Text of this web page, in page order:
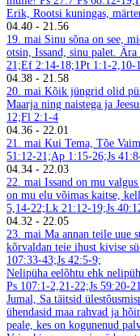
Erik, Rootsi kuningas,
04.40 - 21.56
19. mai Sinu sõna on see,
otsin, Issand, sinu palet.
21;Ef 2:14-18;1Pt 1:1-2,10-
04.38 - 21.58
20. mai Kõik jüngrid olid
Maarja ning naistega ja
12;Fl 2:1-4
04.36 - 22.01
21. mai Kui Tema, Tõe
51:12-21;Ap 1:15-26;Js
04.34 - 22.03
22. mai Issand on mu
on mu elu võimas kaitse,
5,14-22;Lk 21:12-19;Js
04.32 - 22.05
23. mai Ma annan teile uue
kõrvaldan teie ihust kivise
107:33-43;Js 42:5-9;
Nelipüha eelõhtu ehk
Ps 107:1-2,21-22;Js 59:20-
Jumal, Sa täitsid
ühendasid maa rahvad ja
peale, kes on kogunenud